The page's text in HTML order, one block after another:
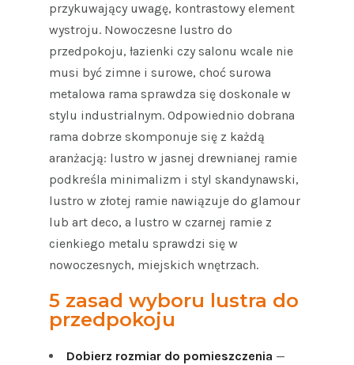
przykuwający uwagę, kontrastowy element
wystroju. Nowoczesne lustro do
przedpokoju, łazienki czy salonu wcale nie
musi być zimne i surowe, choć surowa
metalowa rama sprawdza się doskonale w
stylu industrialnym. Odpowiednio dobrana
rama dobrze skomponuje się z każdą
aranżacją: lustro w jasnej drewnianej ramie
podkreśla minimalizm i styl skandynawski,
lustro w złotej ramie nawiązuje do glamour
lub art deco, a lustro w czarnej ramie z
cienkiego metalu sprawdzi się w
nowoczesnych, miejskich wnętrzach.
5 zasad wyboru lustra do
przedpokoju
Dobierz rozmiar do pomieszczenia —